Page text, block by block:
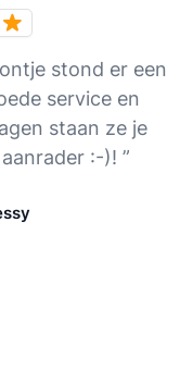
stond er een
service en
staan ze je
:-)! ”